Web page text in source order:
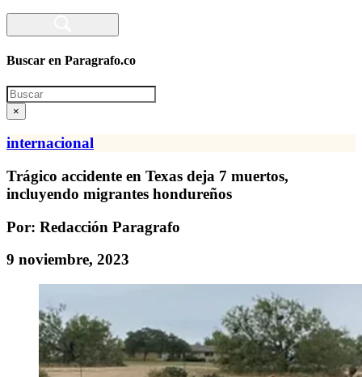
Buscar en Paragrafo.co
Search
×
internacional
Trágico accidente en Texas deja 7 muertos,
incluyendo migrantes hondureños
Por: Redacción Paragrafo
9 noviembre, 2023